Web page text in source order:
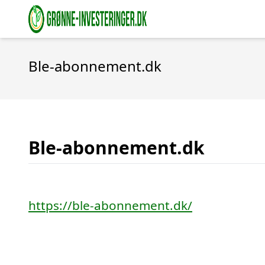
Ble-abonnement.dk
Ble-abonnement.dk
https://ble-abonnement.dk/